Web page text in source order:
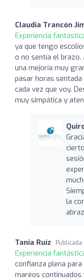
Claudia Trancón
Experiencia
ya que tengo
o no sentía el brazo.
una mejoría muy
pasar horas
cada vez que voy.
muy simpática y
la
Tania Ruiz Publicada
Experiencia
confianza plena
mareos continuados